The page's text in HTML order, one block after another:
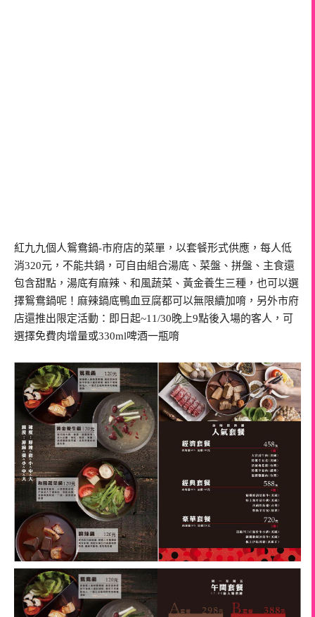
紅九九個人鴛鴦鍋-市府店的菜單，以套餐形式供應，每人低
消320元，不能共鍋，可自由組合湯底、菜盤、拼盤、主食還
包含甜點，湯底有麻辣、和風蔬菜、黃金養生三種，也可以選
擇鴛鴦鍋呢！麻辣鍋底鴨血豆腐都可以無限續加唷，另外市府
店還推出限定活動：即日起~11/30晚上9點後入場的客人，可
選擇免費肉增量或330ml啤酒一瓶唷